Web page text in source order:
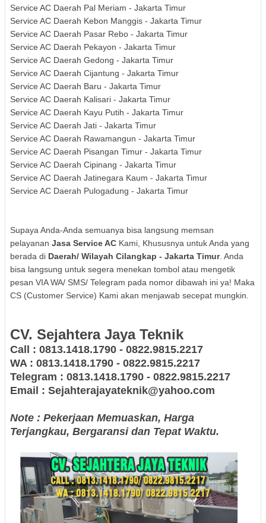
Service AC Daerah Pal Meriam - Jakarta Timur
Service AC Daerah Kebon Manggis - Jakarta Timur
Service AC Daerah Pasar Rebo - Jakarta Timur
Service AC Daerah Pekayon - Jakarta Timur
Service AC Daerah Gedong - Jakarta Timur
Service AC Daerah Cijantung - Jakarta Timur
Service AC Daerah Baru - Jakarta Timur
Service AC Daerah Kalisari - Jakarta Timur
Service AC Daerah Kayu Putih - Jakarta Timur
Service AC Daerah Jati - Jakarta Timur
Service AC Daerah Rawamangun - Jakarta Timur
Service AC Daerah Pisangan Timur - Jakarta Timur
Service AC Daerah Cipinang - Jakarta Timur
Service AC Daerah Jatinegara Kaum - Jakarta Timur
Service AC Daerah Pulogadung - Jakarta Timur
Supaya Anda-Anda semuanya bisa langsung memsan
pelayanan Jasa Service AC Kami, Khususnya untuk Anda yang
berada di Daerah/ Wilayah Cilangkap - Jakarta Timur. Anda
bisa langsung untuk segera menekan tombol atau mengetik
pesan VIA WA/ SMS/ Telegram pada nomor dibawah ini ya! Maka
CS (Customer Service) Kami akan menjawab secepat mungkin.
CV. Sejahtera Jaya Teknik
Call : 0813.1418.1790 - 0822.9815.2217
WA : 0813.1418.1790 - 0822.9815.2217
Telegram : 0813.1418.1790 - 0822.9815.2217
Email : Sejahterajayateknik@yahoo.com
Note : Pekerjaan Memuaskan, Harga
Terjangkau, Bergaransi dan Tepat Waktu.